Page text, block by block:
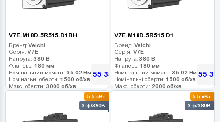
V7E-M18D-5R515-D1BH
Бренд: Veichi
Серія: V7E
Напруга:380 В
Фланець: 180 мм
Номінальний момент:35.02 Нм
Номінальні оберти: 1500 об/хв
Макс. оберти:3000 об/хв
23-bit абс. оптичний
55 350грн
V7E-M18D-5R515-D1
Бренд: Veichi
Серія: V7E
Напруга:380 В
Фланець: 180 мм
Номінальний момент:35.02 Нм
Номінальні оберти: 1500 об/хв
Макс. оберти: 2000 об/хв
23-bit абс. оптичний
55
5.5 кВт
3-ф/380В
5.5 кВт
3-ф/380В